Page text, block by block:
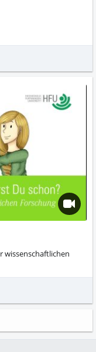
wissenschaftlichen